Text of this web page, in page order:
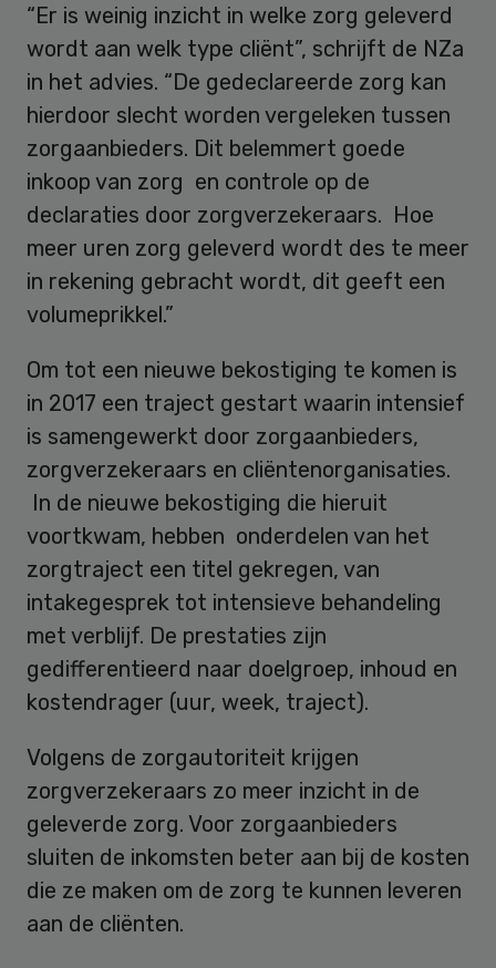
“Er is weinig inzicht in welke zorg geleverd
wordt aan welk type cliënt”, schrijft de NZa
in het advies. “De gedeclareerde zorg kan
hierdoor slecht worden vergeleken tussen
zorgaanbieders. Dit belemmert goede
inkoop van zorg en controle op de
declaraties door zorgverzekeraars. Hoe
meer uren zorg geleverd wordt des te meer
in rekening gebracht wordt, dit geeft een
volumeprikkel.”
Om tot een nieuwe bekostiging te komen is
in 2017 een traject gestart waarin intensief
is samengewerkt door zorgaanbieders,
zorgverzekeraars en cliëntenorganisaties.
In de nieuwe bekostiging die hieruit
voortkwam, hebben onderdelen van het
zorgtraject een titel gekregen, van
intakegesprek tot intensieve behandeling
met verblijf. De prestaties zijn
gedifferentieerd naar doelgroep, inhoud en
kostendrager (uur, week, traject).
Volgens de zorgautoriteit krijgen
zorgverzekeraars zo meer inzicht in de
geleverde zorg. Voor zorgaanbieders
sluiten de inkomsten beter aan bij de kosten
die ze maken om de zorg te kunnen leveren
aan de cliënten.